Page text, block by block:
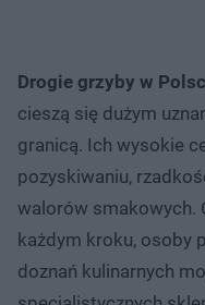
Drogie grzyby w
cieszą się dużym
granicą. Ich wysokie
pozyskiwaniu,
walorów smakowych.
każdym kroku, osoby
doznań kulinarnych